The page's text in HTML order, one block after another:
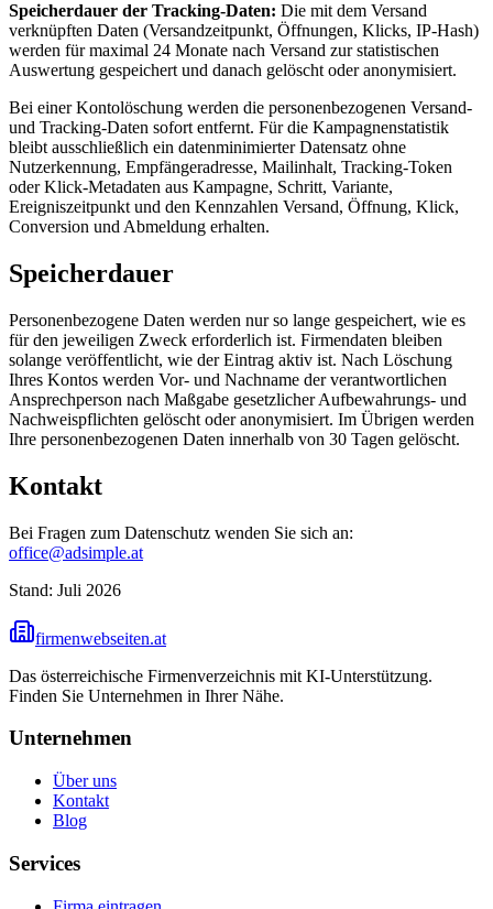
Speicherdauer der Tracking-Daten: Die mit dem Versand
verknüpften Daten (Versandzeit­punkt, Öffnungen, Klicks, IP-Hash)
werden für maximal 24 Monate nach Versand zur statistischen
Auswertung gespeichert und danach gelöscht oder anonymisiert.
Bei einer Kontolöschung werden die personenbezogenen Versand-
und Tracking-Daten sofort entfernt. Für die Kampagnenstatistik
bleibt ausschließlich ein datenminimierter Datensatz ohne
Nutzerkennung, Empfängeradresse, Mailinhalt, Tracking-Token
oder Klick-Metadaten aus Kampagne, Schritt, Variante,
Ereigniszeitpunkt und den Kennzahlen Versand, Öffnung, Klick,
Conversion und Abmeldung erhalten.
Speicherdauer
Personenbezogene Daten werden nur so lange gespeichert, wie es
für den jeweiligen Zweck erforderlich ist. Firmendaten bleiben
solange veröffentlicht, wie der Eintrag aktiv ist. Nach Löschung
Ihres Kontos werden Vor- und Nachname der verantwortlichen
Ansprechperson nach Maßgabe gesetzlicher Aufbewahrungs- und
Nachweispflichten gelöscht oder anonymisiert. Im Übrigen werden
Ihre personenbezogenen Daten innerhalb von 30 Tagen gelöscht.
Kontakt
Bei Fragen zum Datenschutz wenden Sie sich an:
office@adsimple.at
Stand: Juli 2026
firmenwebseiten.at
Das österreichische Firmenverzeichnis mit KI-Unterstützung.
Finden Sie Unternehmen in Ihrer Nähe.
Unternehmen
Über uns
Kontakt
Blog
Services